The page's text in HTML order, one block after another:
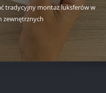
tradycyjny montaż luksferów w
zewnętrznych